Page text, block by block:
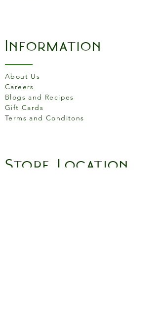
Information
About Us
Careers
Blogs and Recipes
Gift Cards
Terms and Conditons
Store Location